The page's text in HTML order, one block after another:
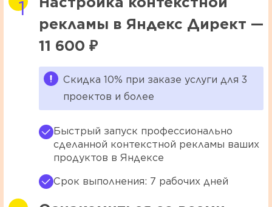
рекламы в Яндекс Директ —
11 600 ₽
Скидка 10% при заказе услуги для 3
проектов и более
Быстрый запуск профессионально
сделанной контекстной рекламы ваших
продуктов в Яндексе
Срок выполнения: 7 рабочих дней